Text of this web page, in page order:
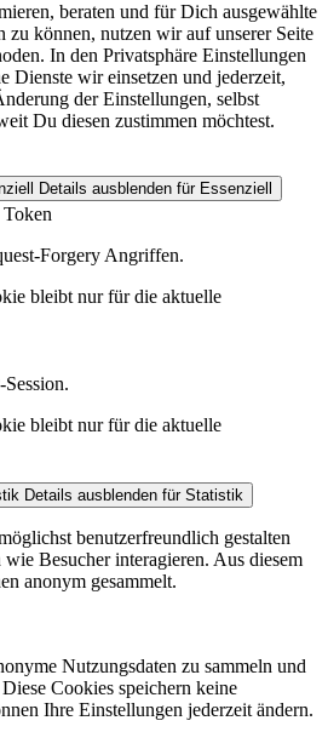
beraten und für Dich ausgewählte
zu können, nutzen wir auf unserer Seite
In den Privatsphäre Einstellungen
Dienste wir einsetzen und jederzeit,
der Einstellungen, selbst
Du diesen zustimmen möchtest.
Details ausblenden für Essenziell
Forgery Angriffen.
bleibt nur für die aktuelle
bleibt nur für die aktuelle
Details ausblenden für Statistik
benutzerfreundlich gestalten
Besucher interagieren. Aus diesem
anonym gesammelt.
Nutzungsdaten zu sammeln und
Cookies speichern keine
Ihre Einstellungen jederzeit ändern.